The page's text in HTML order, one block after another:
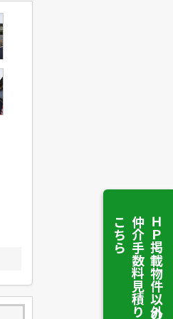
ＨＰ掲載物件以外の
仲介手数料見積りは
こちら